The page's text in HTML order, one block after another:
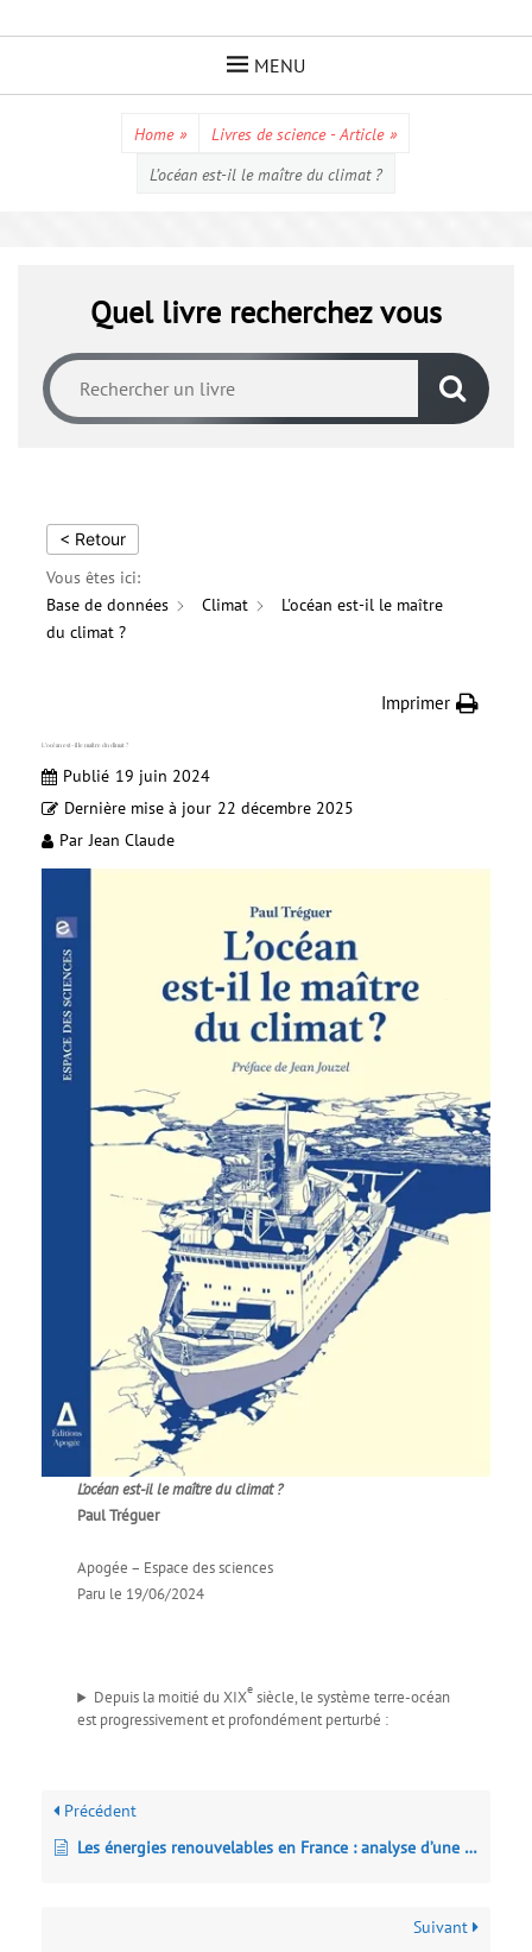
MENU
Home » Livres de science - Article »
L’océan est-il le maître du climat ?
Quel livre recherchez vous
< Retour
Vous êtes ici:
Base de données
Climat
L'océan est-il le maître
du climat ?
Imprimer
L’océan est-il le maître du climat ?
Publié 19 juin 2024
Dernière mise à jour 22 décembre 2025
Par Jean Claude
L’océan est-il le maître du climat ?
Paul Tréguer
Apogée – Espace des sciences
Paru le 19/06/2024
Depuis la moitié du XIXe siècle, le système terre-océan
est progressivement et profondément perturbé :
Précédent
Les énergies renouvelables en France : analyse d’une planification entravée
Suivant